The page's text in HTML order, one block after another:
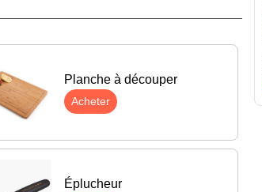
Planche à découper
Acheter
Éplucheur